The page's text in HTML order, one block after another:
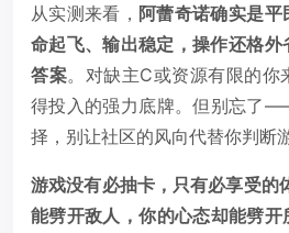
从实测来看， 阿蕾奇诺确实是
命起飞、输出稳定，操作还格
答案。对缺主C或资源有限的你
得投入的强力底牌。但别忘了
择，别让社区的风向代替你判断
游戏没有必抽卡，只有必享受的
能劈开敌人，你的心态却能劈